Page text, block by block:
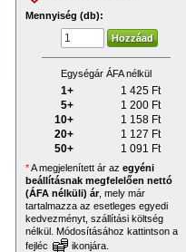
Mennyiség (db):
Egységár ÁFA nélkül
1+ 1 425 Ft
5+
1 200 Ft
10+
1 158 Ft
20+
1 127 Ft
50+
1 091 Ft
*A megjelenített ár az egyéni
beállításnak megfelelően nettó
(ÁFA nélküli) ár, mely már
tartalmazza az esetleges egyedi
kedvezményt, szállítási költség
nélkül. Módosításához kattintson a
fejléc
ikonjára.